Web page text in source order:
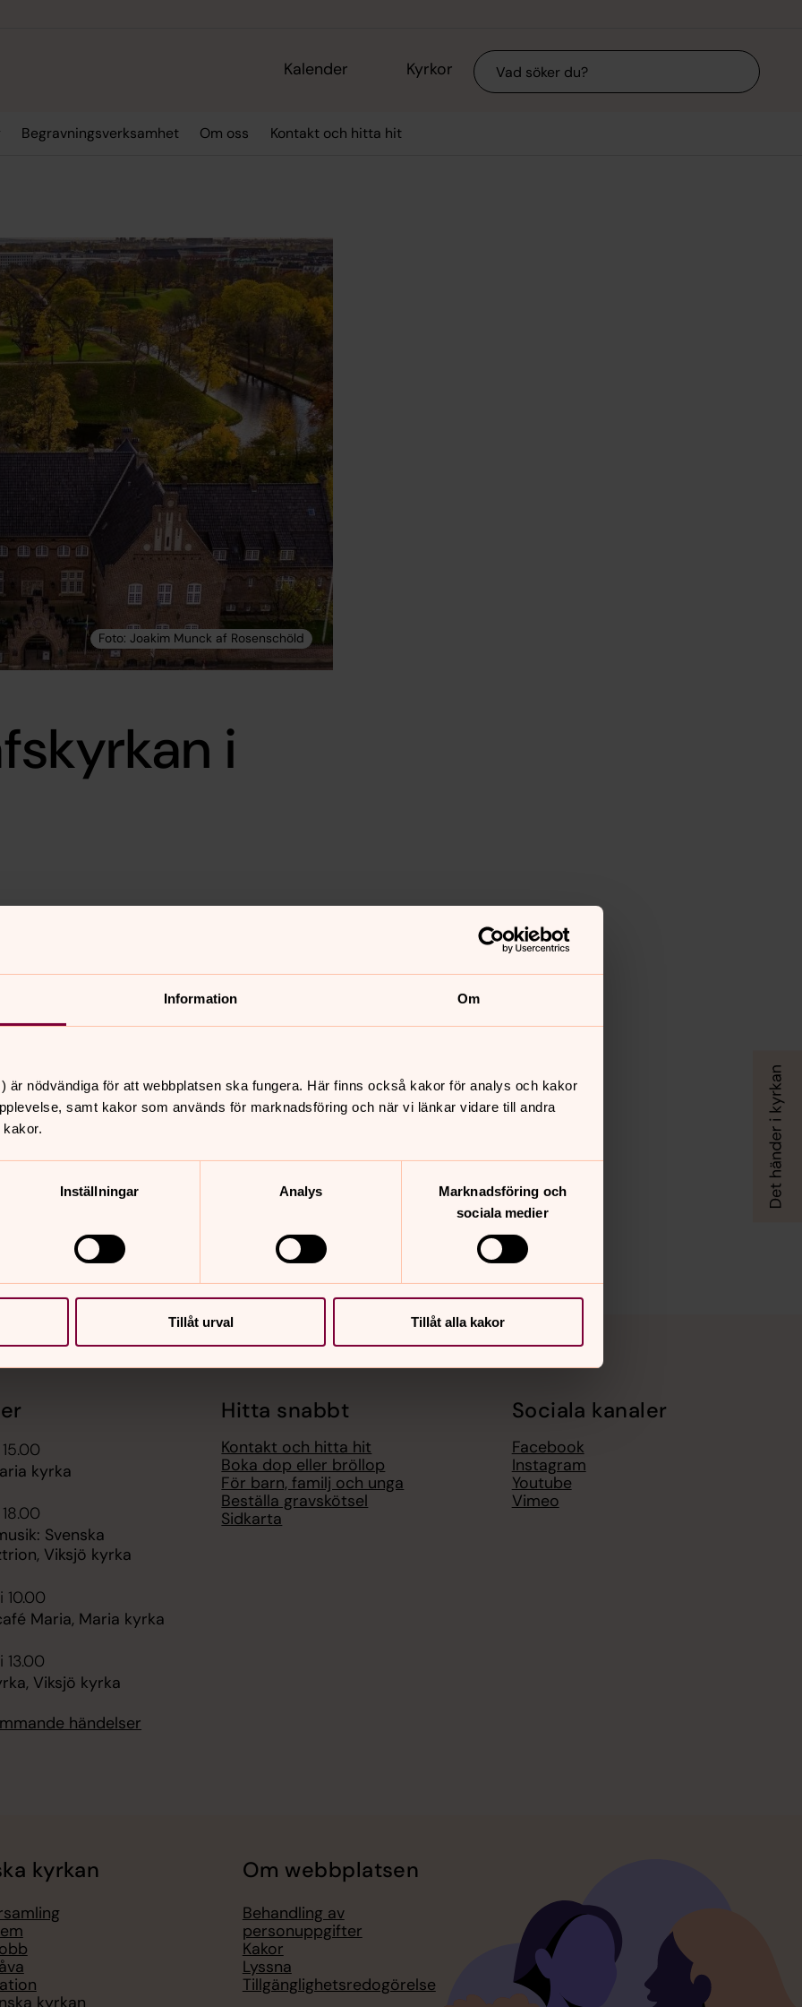
Information Om
är nödvändiga för att webbplatsen ska fungera. Här finns också kakor för analys och kakor
samt kakor som används för marknadsföring och när vi länkar vidare till andra
Inställningar Analys
Marknadsföring och
sociala medier
Tillåt urval Tillåt alla kakor
Kalender Kyrkor Sök
Begravningsverksamhet Om oss Kontakt och hitta hit
i
Järfälla tar regelbundet upp
från Järfälla kan jobba i
123 006 77 93 (mottagare: Järfälla
kyrka
Svenska
Viksjö kyrka
10.00
Maria, Maria kyrka
13.00
Viksjö kyrka
händelser
Hitta snabbt
Kontakt och hitta hit
Boka dop eller bröllop
För barn, familj och unga
Beställa gravskötsel
Sidkarta
Sociala kanaler
Facebook
Instagram
Youtube
Vimeo
kyrkan Om webbplatsen
Behandling av
personuppgifter
Kakor
Lyssna
Tillgänglighetsredogörelse